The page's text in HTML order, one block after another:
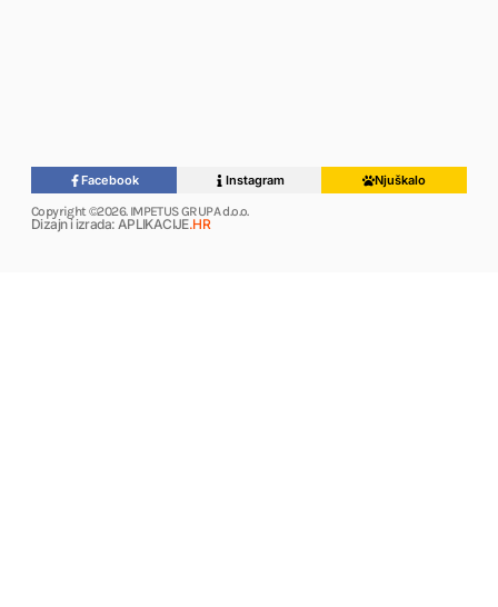
Facebook Instagram
Njuškalo
Copyright ©2026. IMPETUS GRUPA d.o.o.
Dizajn i izrada: APLIKACIJE.HR